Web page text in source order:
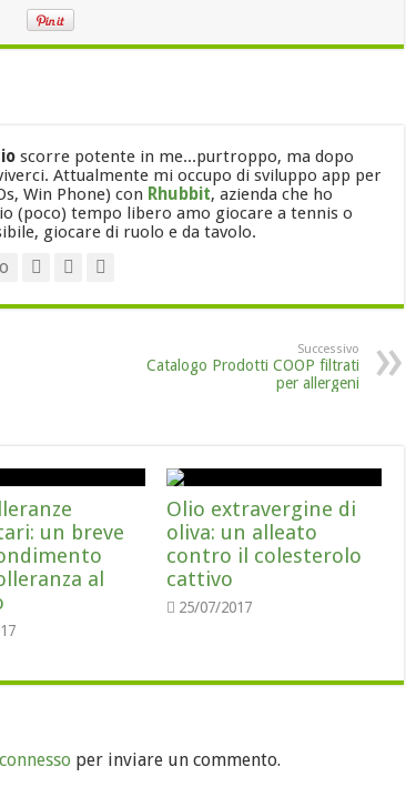
scorre potente in me...purtroppo, ma dopo
Attualmente mi occupo di sviluppo app per
Win Phone) con Rhubbit, azienda che ho
(poco) tempo libero amo giocare a tennis o
giocare di ruolo e da tavolo.
Successivo
Catalogo Prodotti COOP filtrati
per allergeni
un breve
al
Olio extravergine di
oliva: un alleato
contro il colesterolo
cattivo
25/07/2017
connesso per inviare un commento.